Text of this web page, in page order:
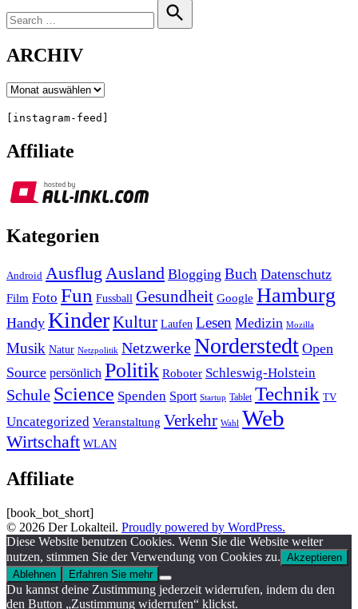
for:
Search
ARCHIV
Archiv
[instagram-feed]
Affiliate
Kategorien
Android Ausflug Ausland Blogging Buch Datenschutz
Film Foto Fun Fussball Gesundheit Google Hamburg
Handy KinderKultur Laufen Lesen Medizin Mozilla
Musik Natur Netzpolitik NetzwerkeNorderstedt Open
Source persönlich Politik Roboter Schleswig-Holstein
Schule Science Spenden Sport Startup Tablet Technik TV
Uncategorized Veranstaltung Verkehr Wahl Web
Wirtschaft WLAN
Affiliate
[book_bot_short]
© 2026 Der Lokalteil. Proudly powered by WordPress.
Diese Website benutzen Cookies. Wenn Sie die Website weiter
nutzen, stimmen Sie der Verwendung von Cookies zu. Akzeptieren
Ablehnen
Erfahren Sie mehr
Du kannst deine Zustimmung jederzeit widerrufen, indem du den
den Button „Zustimmung widerrufen“ klickst.